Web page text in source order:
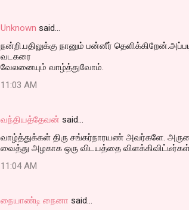
Unknown said…
நன்றி.பதிலுக்கு நானும் பன்னீர்
வடகரை
வேலனையும் வாழ்த்துவோம்.
11:03 AM
வந்தியத்தேவன் said…
வாழ்த்துக்கள் திரு சங்கர்நாரயண் அவர்களே.
வைத்து அழகாக ஒரு விடயத்தை
11:04 AM
நையாண்டி நைனா said…